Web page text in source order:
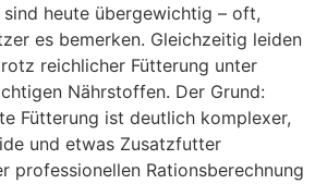
heute übergewichtig – oft,
es bemerken. Gleichzeitig leiden
reichlicher Fütterung unter
Nährstoffen. Der Grund:
Fütterung ist deutlich komplexer,
und etwas Zusatzfutter
professionellen Rationsberechnung